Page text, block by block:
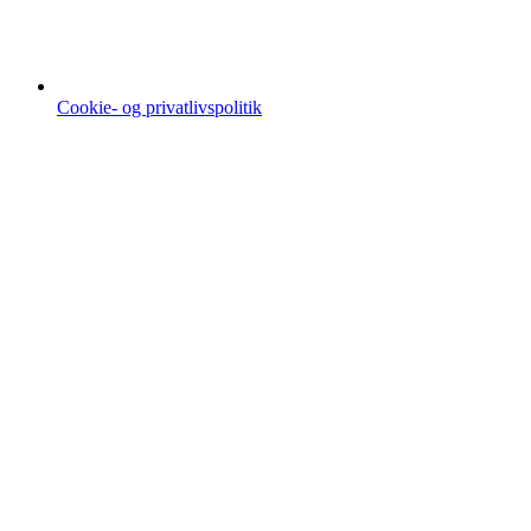
Cookie- og privatlivspolitik